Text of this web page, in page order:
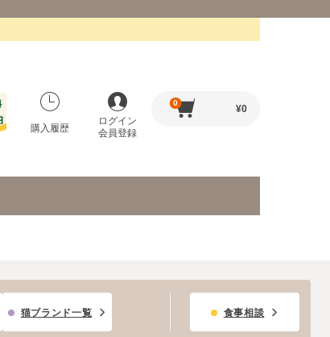
購入履歴
ログイン
会員登録
0
¥0
猫ブランド一覧 食事相談